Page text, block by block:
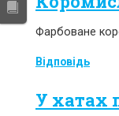
Фарбоване
Відповідь
У хатах